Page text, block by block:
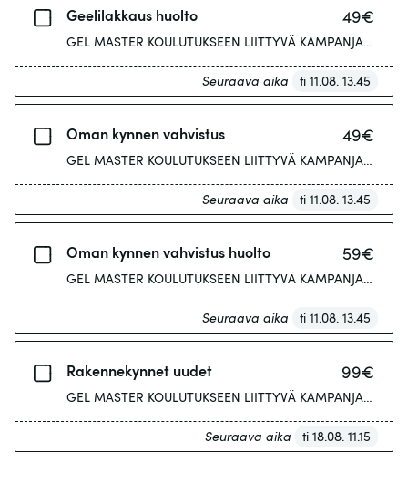
Geelilakkaus huolto 49€
Seuraava aika ti 11.08. 13.45
Oman kynnen vahvistus 49€
Seuraava aika ti 11.08. 13.45
Oman kynnen vahvistus huolto 59€
Seuraava aika ti 11.08. 13.45
Rakennekynnet uudet 99€
GEL MASTER KOULUTUKSEEN LIITTYVÄ KAMPANJA
Seuraava aika ti 18.08. 11.15